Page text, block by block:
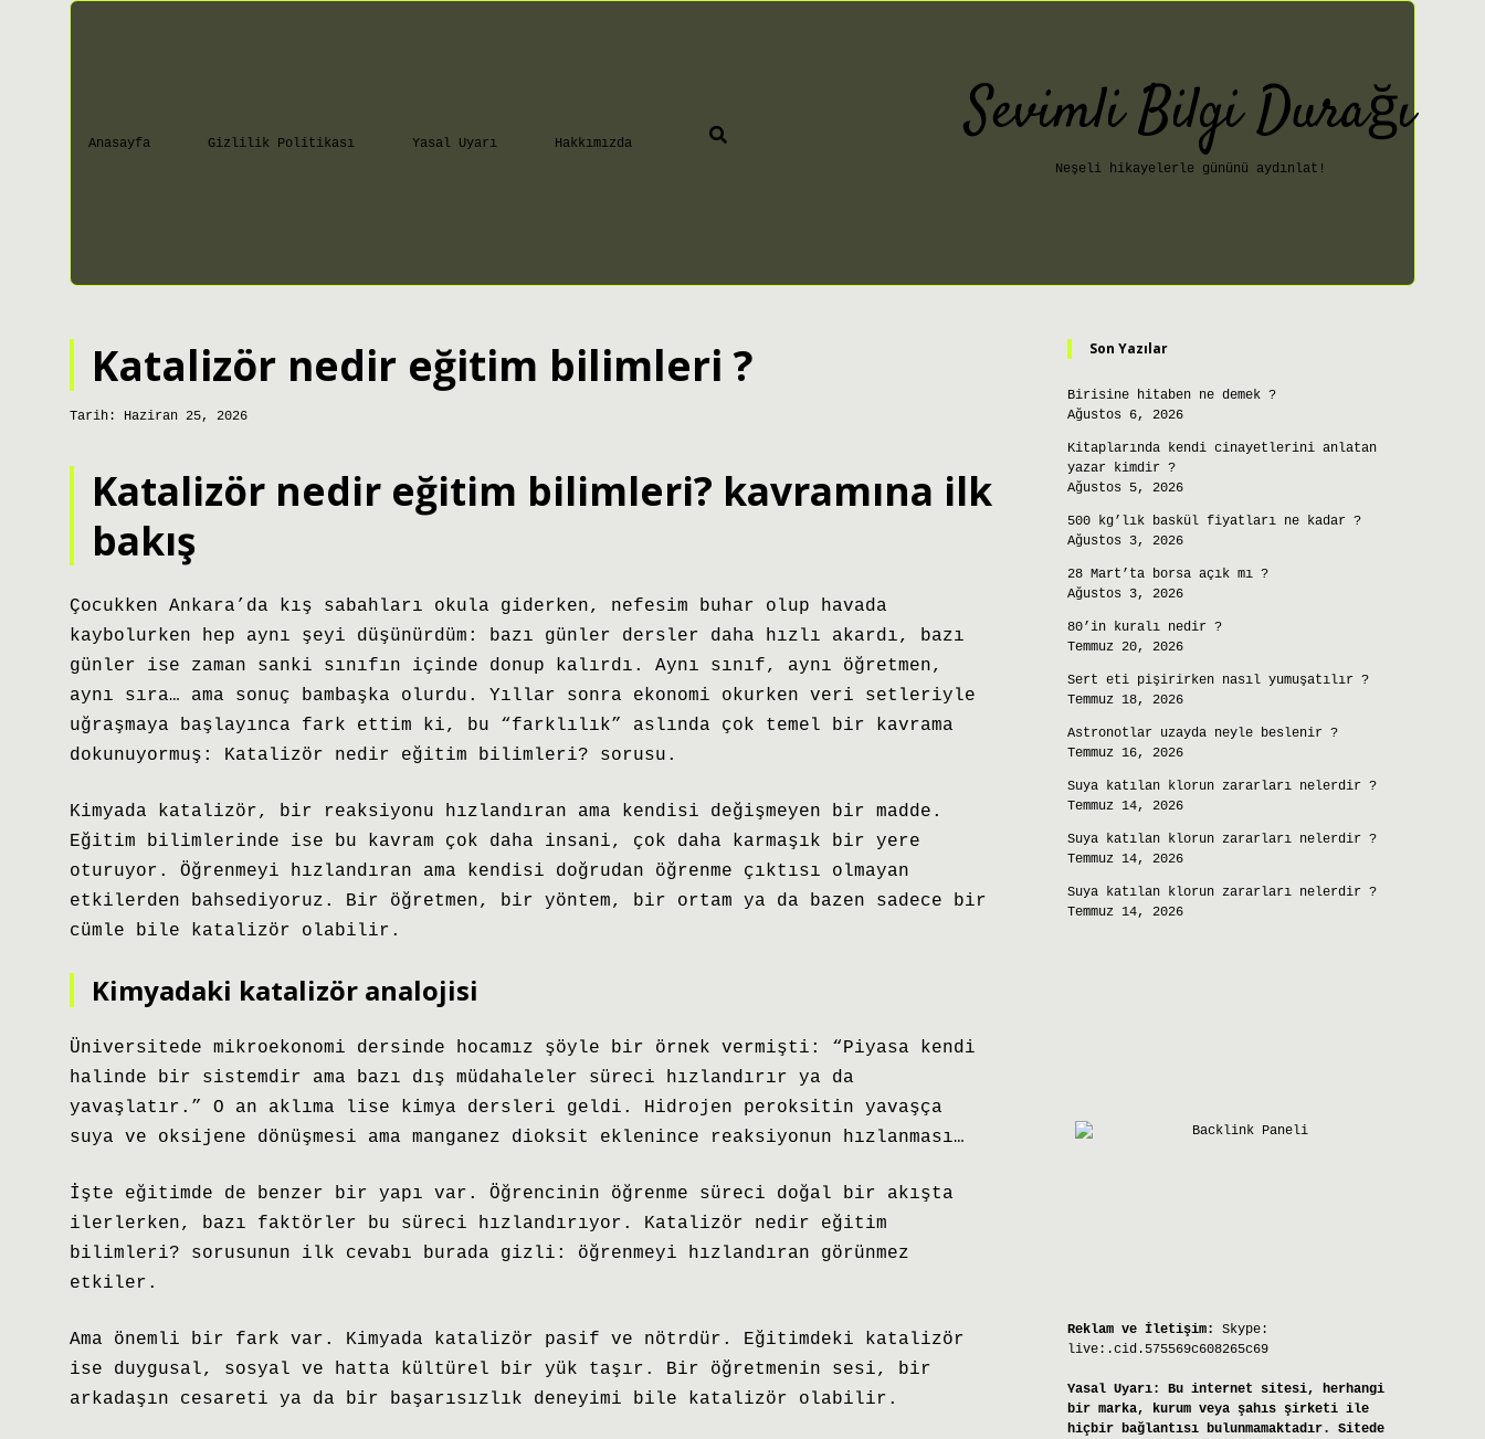
Anasayfa Gizlilik Politikası Yasal Uyarı Hakkımızda Sevimli Bilgi Durağı
Neşeli hikayelerle gününü aydınlat!
Katalizör nedir eğitim bilimleri ?
Tarih: Haziran 25, 2026
Katalizör nedir eğitim bilimleri? kavramına ilk
bakış
Çocukken Ankara’da kış sabahları okula giderken, nefesim buhar olup havada
kaybolurken hep aynı şeyi düşünürdüm: bazı günler dersler daha hızlı akardı, bazı
günler ise zaman sanki sınıfın içinde donup kalırdı. Aynı sınıf, aynı öğretmen,
aynı sıra… ama sonuç bambaşka olurdu. Yıllar sonra ekonomi okurken veri setleriyle
uğraşmaya başlayınca fark ettim ki, bu “farklılık” aslında çok temel bir kavrama
dokunuyormuş: Katalizör nedir eğitim bilimleri? sorusu.
Kimyada katalizör, bir reaksiyonu hızlandıran ama kendisi değişmeyen bir madde.
Eğitim bilimlerinde ise bu kavram çok daha insani, çok daha karmaşık bir yere
oturuyor. Öğrenmeyi hızlandıran ama kendisi doğrudan öğrenme çıktısı olmayan
etkilerden bahsediyoruz. Bir öğretmen, bir yöntem, bir ortam ya da bazen sadece bir
cümle bile katalizör olabilir.
Kimyadaki katalizör analojisi
Üniversitede mikroekonomi dersinde hocamız şöyle bir örnek vermişti: “Piyasa kendi
halinde bir sistemdir ama bazı dış müdahaleler süreci hızlandırır ya da
yavaşlatır.” O an aklıma lise kimya dersleri geldi. Hidrojen peroksitin yavaşça
suya ve oksijene dönüşmesi ama manganez dioksit eklenince reaksiyonun hızlanması…
İşte eğitimde de benzer bir yapı var. Öğrencinin öğrenme süreci doğal bir akışta
ilerlerken, bazı faktörler bu süreci hızlandırıyor. Katalizör nedir eğitim
bilimleri? sorusunun ilk cevabı burada gizli: öğrenmeyi hızlandıran görünmez
etkiler.
Ama önemli bir fark var. Kimyada katalizör pasif ve nötrdür. Eğitimdeki katalizör
ise duygusal, sosyal ve hatta kültürel bir yük taşır. Bir öğretmenin sesi, bir
arkadaşın cesareti ya da bir başarısızlık deneyimi bile katalizör olabilir.
Sidebar
Son Yazılar
Birisine hitaben ne demek ?
Ağustos 6, 2026
Kitaplarında kendi cinayetlerini anlatan
yazar kimdir ?
Ağustos 5, 2026
500 kg’lık baskül fiyatları ne kadar ?
Ağustos 3, 2026
28 Mart’ta borsa açık mı ?
Ağustos 3, 2026
80’in kuralı nedir ?
Temmuz 20, 2026
Sert eti pişirirken nasıl yumuşatılır ?
Temmuz 18, 2026
Astronotlar uzayda neyle beslenir ?
Temmuz 16, 2026
Suya katılan klorun zararları nelerdir ?
Temmuz 14, 2026
Suya katılan klorun zararları nelerdir ?
Temmuz 14, 2026
Suya katılan klorun zararları nelerdir ?
Temmuz 14, 2026
Reklam ve İletişim:
Skype:
live:.cid.575569c608265c69
Yasal Uyarı:
Bu internet sitesi, herhangi
bir marka, kurum veya şahıs şirketi ile
hiçbir bağlantısı bulunmamaktadır. Sitede